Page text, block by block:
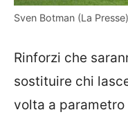
Sven Botman (La Presse)
Rinforzi che
sostituire chi
volta a